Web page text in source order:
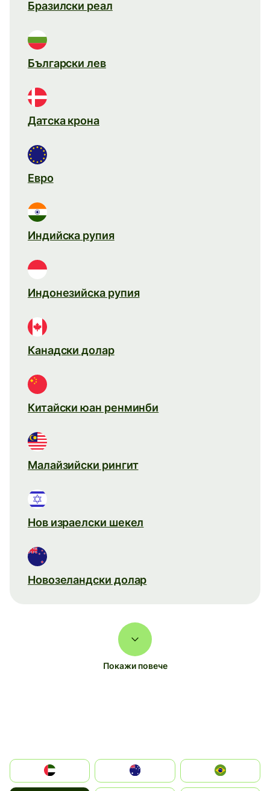
Бразилски реал
Български лев
Датска крона
Евро
Индийска рупия
Индонезийска рупия
Канадски долар
Китайски юан ренминби
Малайзийски рингит
Нов израелски шекел
Новозеландски долар
Покажи повече
الإمارات العربية المتحدة